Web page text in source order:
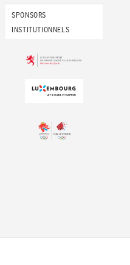
SPONSORS
INSTITUTIONNELS